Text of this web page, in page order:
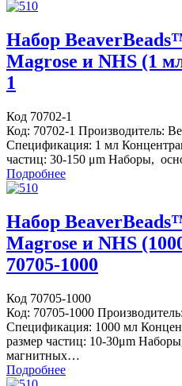
Набор
Magrose и NHS (1
1
Код 70702-1
Код: 70702-1 Производитель:
Спецификация: 1 мл
частиц: 30-150 μm Наборы,
Подробнее
Набор
Magrose и NHS
70705-1000
Код 70705-1000
Код: 70705-1000
Спецификация: 1000 мл
размер частиц: 10-30μm
магнитных…
Подробнее